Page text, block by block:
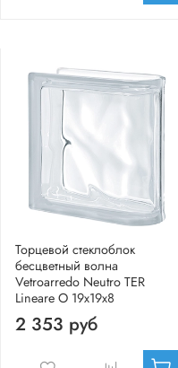
Торцевой стеклоблок
бесцветный волна
Vetroarredo Neutro TER
Lineare O 19x19x8
2 353 руб